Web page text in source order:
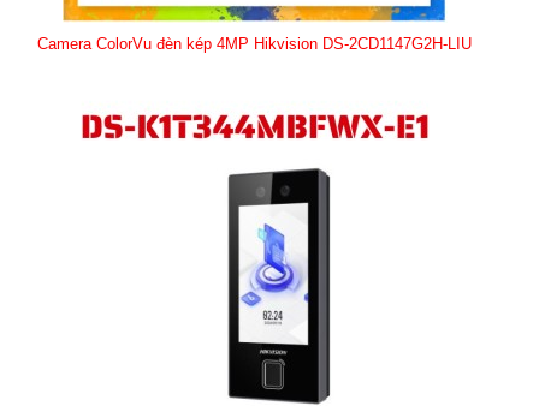
Camera ColorVu đèn kép 4MP Hikvision DS-2CD1147G2H-LIU